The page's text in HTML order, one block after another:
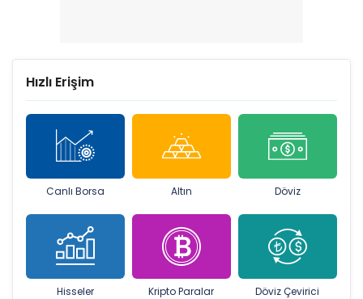
Hızlı Erişim
Canlı Borsa Altın Döviz
Hisseler Kripto Paralar Döviz Çevirici